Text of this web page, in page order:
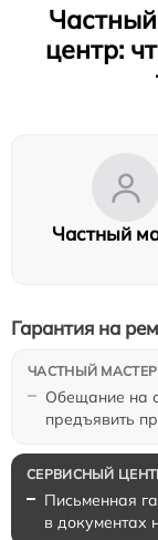
центр:
Частный
Обещание на
предъявить
Гарантия на
Письменная
в документах